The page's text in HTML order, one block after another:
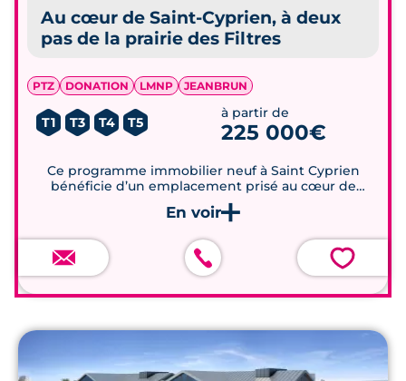
Au cœur de Saint-Cyprien, à deux
pas de la prairie des Filtres
PTZ DONATION LMNP JEANBRUN
T1 T3 T4 T5
à partir de
225 000€
Ce programme immobilier neuf à Saint Cyprien
bénéficie d’un emplacement prisé au cœur de
Toulouse.
💗